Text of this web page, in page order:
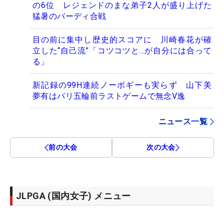
の6位 レジェンドのまな弟子2人が盛り上げた
猛暑のバーディ合戦
目の前に集中し歴史的スコアに 川崎春花が確
立した“自己流”「コツコツと…が自分には合って
る」
新記録の99H連続ノーボギーも実らず 山下美
夢有はパリ五輪前ラストゲームで無念V逸
ニュース一覧
前の大会 次の大会
JLPGA (国内女子) メニュー